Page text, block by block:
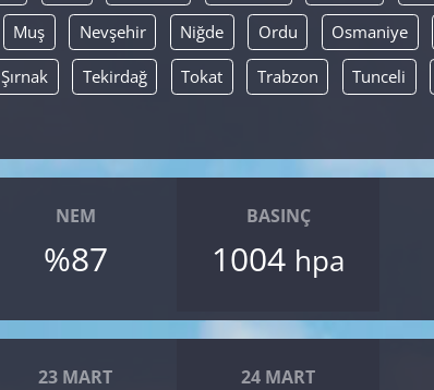
Muş Nevşehir Niğde Ordu Osmaniye
Şırnak Tekirdağ Tokat Trabzon Tunceli
NEM
%87
BASINÇ
1004 hpa
23 MART 24 MART